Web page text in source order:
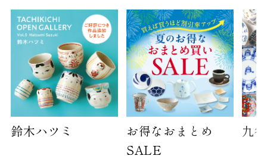
横
30cm
幅
14cm
袋のサイズは当店で最適なものをご用意いたしま
す。
ご提供枚数の上限はご注文商品数となります。
天掛け包装、ギフト袋対応の商品にはおつけでき
ません。
※犬猫時計には、手提袋をお付けできません
鈴木ハツミ
お得なおまとめ
SALE
九